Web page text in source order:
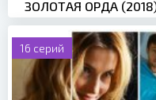
ЗОЛОТАЯ ОРДА
16 серий